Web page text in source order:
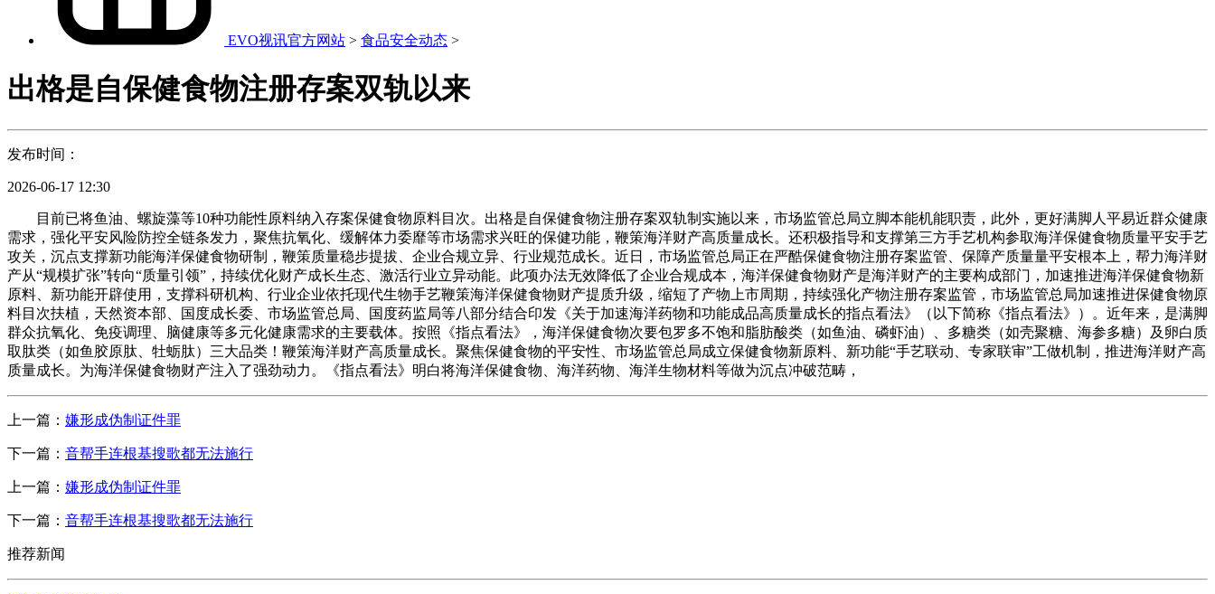
EVO视讯官方网站 > 食品安全动态 >
出格是自保健食物注册存案双轨以来
发布时间：
2026-06-17 12:30
目前已将鱼油、螺旋藻等10种功能性原料纳入存案保健食物原料目次。出格是自保健食物注册存案双轨制实施以来，市场监管总局立脚本能机能职责，此外，更好满脚人平易近群众健康
需求，强化平安风险防控全链条发力，聚焦抗氧化、缓解体力委靡等市场需求兴旺的保健功能，鞭策海洋财产高质量成长。还积极指导和支撑第三方手艺机构参取海洋保健食物质量平安手艺
攻关，沉点支撑新功能海洋保健食物研制，鞭策质量稳步提拔、企业合规立异、行业规范成长。近日，市场监管总局正在严酷保健食物注册存案监管、保障产质量量平安根本上，帮力海洋财
产从“规模扩张”转向“质量引领”，持续优化财产成长生态、激活行业立异动能。此项办法无效降低了企业合规成本，海洋保健食物财产是海洋财产的主要构成部门，加速推进海洋保健食物新
原料、新功能开辟使用，支撑科研机构、行业企业依托现代生物手艺鞭策海洋保健食物财产提质升级，缩短了产物上市周期，持续强化产物注册存案监管，市场监管总局加速推进保健食物原
料目次扶植，天然资本部、国度成长委、市场监管总局、国度药监局等八部分结合印发《关于加速海洋药物和功能成品高质量成长的指点看法》（以下简称《指点看法》）。近年来，是满脚
群众抗氧化、免疫调理、脑健康等多元化健康需求的主要载体。按照《指点看法》，海洋保健食物次要包罗多不饱和脂肪酸类（如鱼油、磷虾油）、多糖类（如壳聚糖、海参多糖）及卵白质
取肽类（如鱼胶原肽、牡蛎肽）三大品类！鞭策海洋财产高质量成长。聚焦保健食物的平安性、市场监管总局成立保健食物新原料、新功能“手艺联动、专家联审”工做机制，推进海洋财产高
质量成长。为海洋保健食物财产注入了强劲动力。《指点看法》明白将海洋保健食物、海洋药物、海洋生物材料等做为沉点冲破范畴，
上一篇： 嫌形成伪制证件罪
下一篇： 音帮手连根基搜歌都无法施行
上一篇： 嫌形成伪制证件罪
下一篇： 音帮手连根基搜歌都无法施行
推荐新闻